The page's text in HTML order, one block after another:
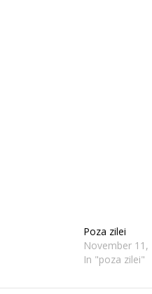
Poza zilei
November 11,
In "poza zilei"